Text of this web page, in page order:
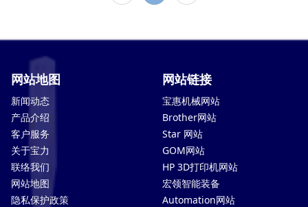
网站地图
新闻动态
产品介绍
客户服务
关于宝力
联络我们
网站地图
隐私保护政策
网站链接
宝惠机械网站
Brother网站
Star 网站
GOM网站
HP 3D打印机网站
宏领智能装备
Automation网站